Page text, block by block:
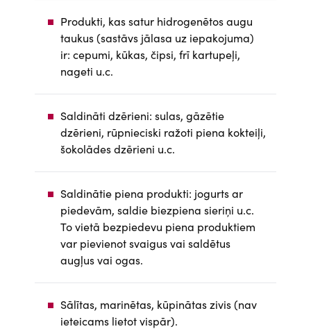
Produkti, kas satur hidrogenētos augu
taukus (sastāvs jālasa uz iepakojuma)
ir: cepumi, kūkas, čipsi, frī kartupeļi,
nageti u.c.
Saldināti dzērieni: sulas, gāzētie
dzērieni, rūpnieciski ražoti piena kokteiļi,
šokolādes dzērieni u.c.
Saldinātie piena produkti: jogurts ar
piedevām, saldie biezpiena sieriņi u.c.
To vietā bezpiedevu piena produktiem
var pievienot svaigus vai saldētus
augļus vai ogas.
Sālītas, marinētas, kūpinātas zivis (nav
ieteicams lietot vispār).